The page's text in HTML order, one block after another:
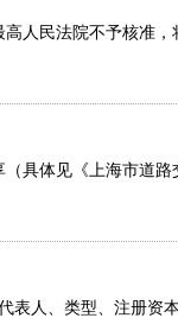
人民法院不予核准，
具体见《上海市道路
表人、类型、注册资